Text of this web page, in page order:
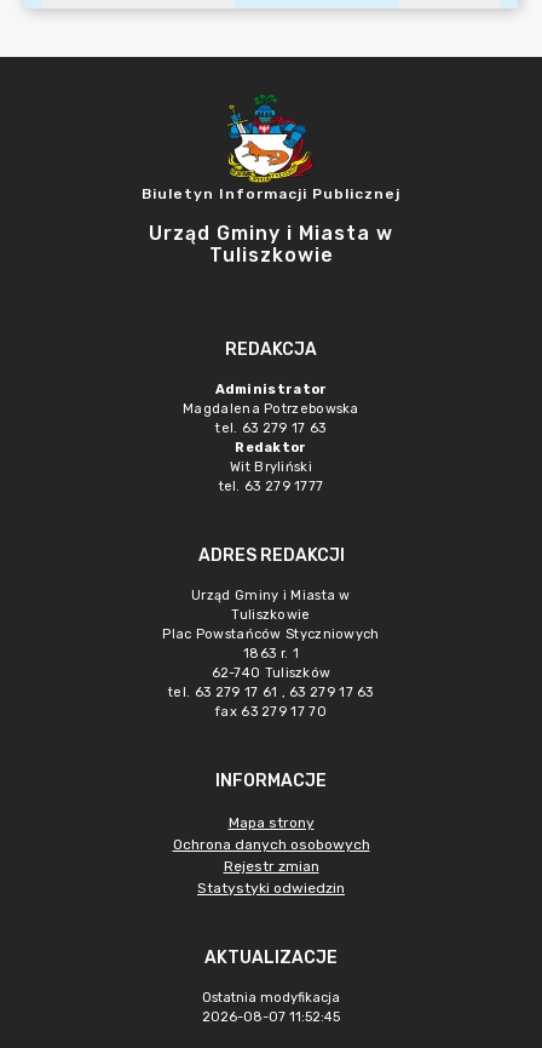
Biuletyn Informacji Publicznej
Urząd Gminy i Miasta w
Tuliszkowie
REDAKCJA
Administrator
Magdalena Potrzebowska
tel. 63 279 17 63
Redaktor
Wit Bryliński
tel. 63 279 1777
ADRES REDAKCJI
Urząd Gminy i Miasta w
Tuliszkowie
Plac Powstańców Styczniowych
1863 r. 1
62-740 Tuliszków
tel. 63 279 17 61 , 63 279 17 63
fax 63 279 17 70
INFORMACJE
Mapa strony
Ochrona danych osobowych
Rejestr zmian
Statystyki odwiedzin
AKTUALIZACJE
Ostatnia modyfikacja
2026-08-07 11:52:45